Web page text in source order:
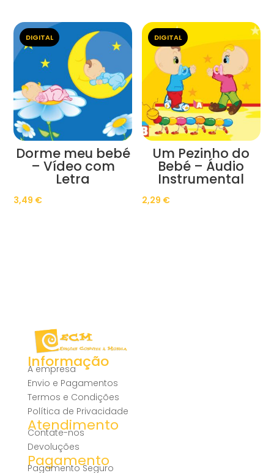
DIGITAL
Dorme meu bebé
– Vídeo com
Letra
3,49 €
DIGITAL
Um Pezinho do
Bebé – Áudio
Instrumental
2,29 €
Informação
A empresa
Envio e Pagamentos
Termos e Condições
Política de Privacidade
Atendimento
Contate-nos
Devoluções
Pagamento
Pagamento Seguro